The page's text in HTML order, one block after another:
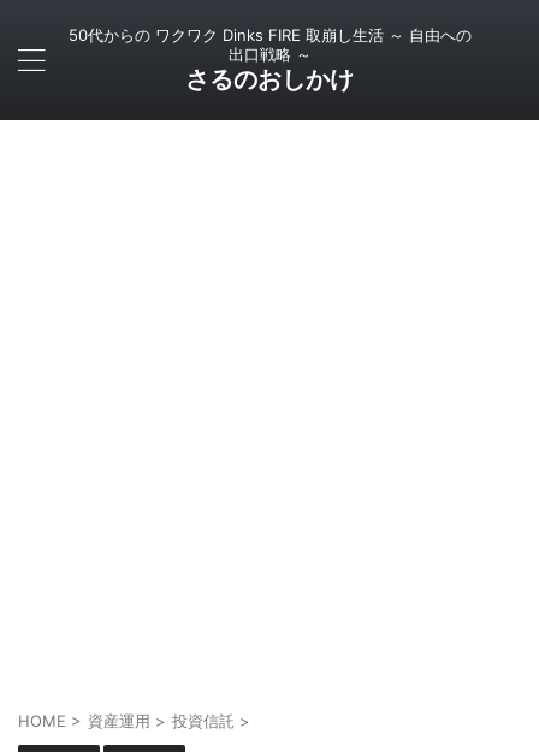
50代からの ワクワク Dinks FIRE 取崩し生活 ～ 自由への
出口戦略 ～
さるのおしかけ
HOME > 資産運用 > 投資信託 >